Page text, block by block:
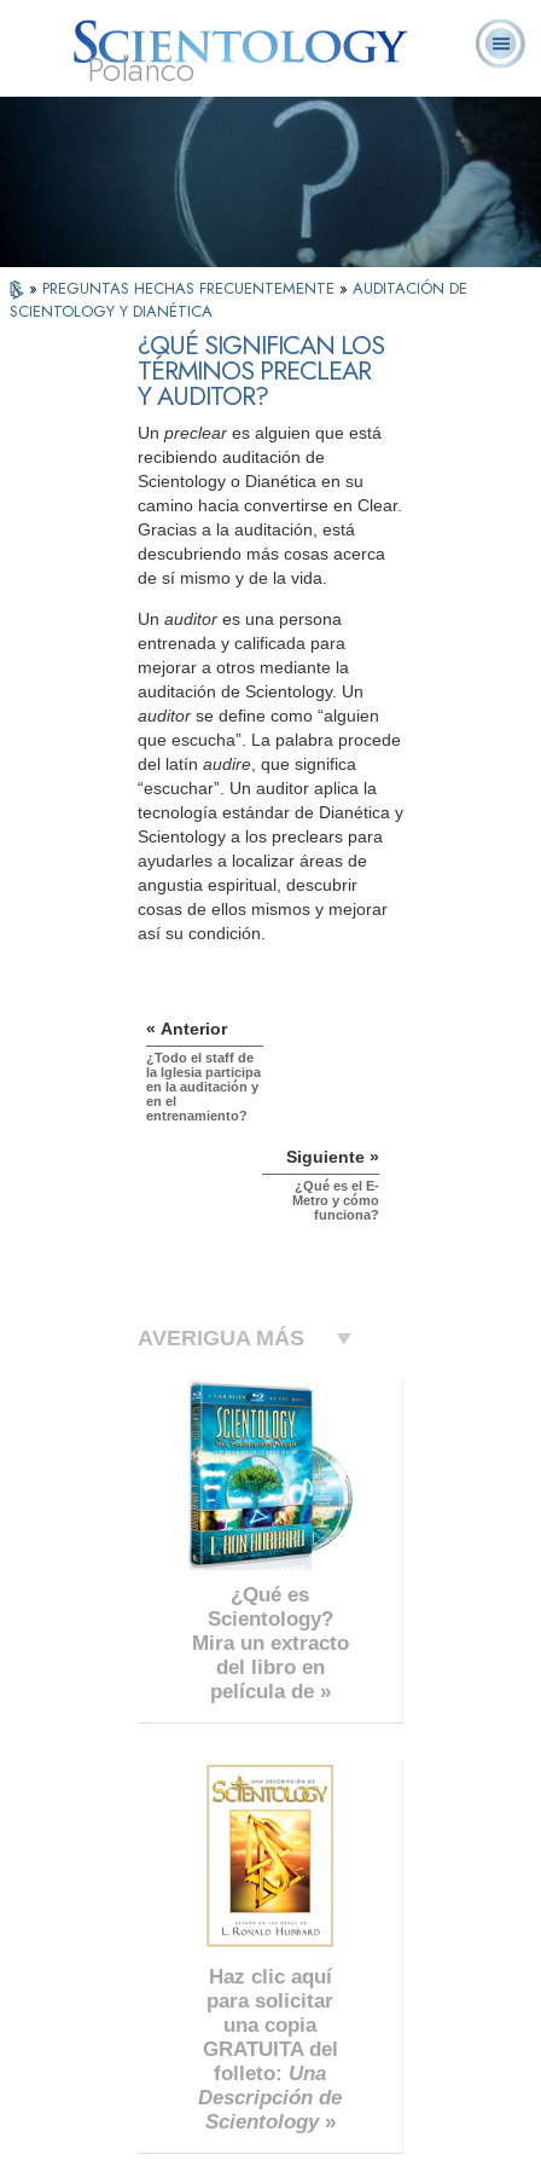
Polanco
¿Qué es
Scientology?
Ministros
Voluntarios
Preguntas
Frecuentes
» PREGUNTAS HECHAS FRECUENTEMENTE » AUDITACIÓN DE
SCIENTOLOGY Y DIANÉTICA
¿QUÉ SIGNIFICAN LOS
TÉRMINOS PRECLEAR
Y AUDITOR?
Un preclear es alguien que está
recibiendo auditación de
Scientology o Dianética en su
camino hacia convertirse en Clear.
Gracias a la auditación, está
descubriendo más cosas acerca
de sí mismo y de la vida.
Un auditor es una persona
entrenada y calificada para
mejorar a otros mediante la
auditación de Scientology. Un
auditor se define como “alguien
que escucha”. La palabra procede
del latín audire, que significa
“escuchar”. Un auditor aplica la
tecnología estándar de Dianética y
Scientology a los preclears para
ayudarles a localizar áreas de
angustia espiritual, descubrir
cosas de ellos mismos y mejorar
así su condición.
« Anterior
¿Todo el staff de
la Iglesia participa
en la auditación y
en el
entrenamiento?
Siguiente »
¿Qué es el E-
Metro y cómo
funciona?
AVERIGUA MÁS
¿Qué es
Scientology?
Mira un extracto
del libro en
película de »
Haz clic aquí
para solicitar
una copia
GRATUITA del
folleto: Una
Descripción de
Scientology»